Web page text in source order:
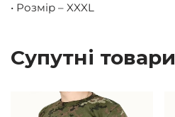
• Розмір – XXXL
Супутні товари